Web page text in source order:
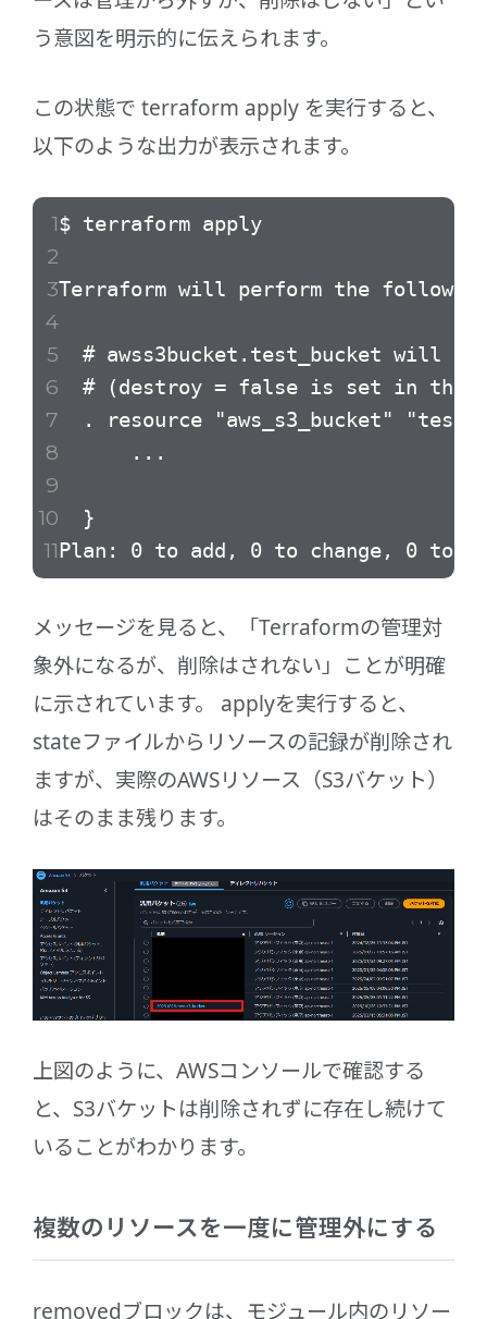
う意図を明示的に伝えられます。
この状態で terraform apply を実行すると、
以下のような出力が表示されます。
$ terraform apply
Terraform will perform the
# awss3bucket.test_bucket will no
# (destroy = false is set in the
. resource "aws_s3_bucket"
...
}
Plan: 0 to add, 0 to change, 0 to
メッセージを見ると、「Terraformの管理対
象外になるが、削除はされない」ことが明確
に示されています。 applyを実行すると、
stateファイルからリソースの記録が削除され
ますが、実際のAWSリソース（S3バケット）
はそのまま残ります。
上図のように、AWSコンソールで確認する
と、S3バケットは削除されずに存在し続けて
いることがわかります。
複数のリソースを一度に管理外にする
removedブロックは、モジュール内のリソー